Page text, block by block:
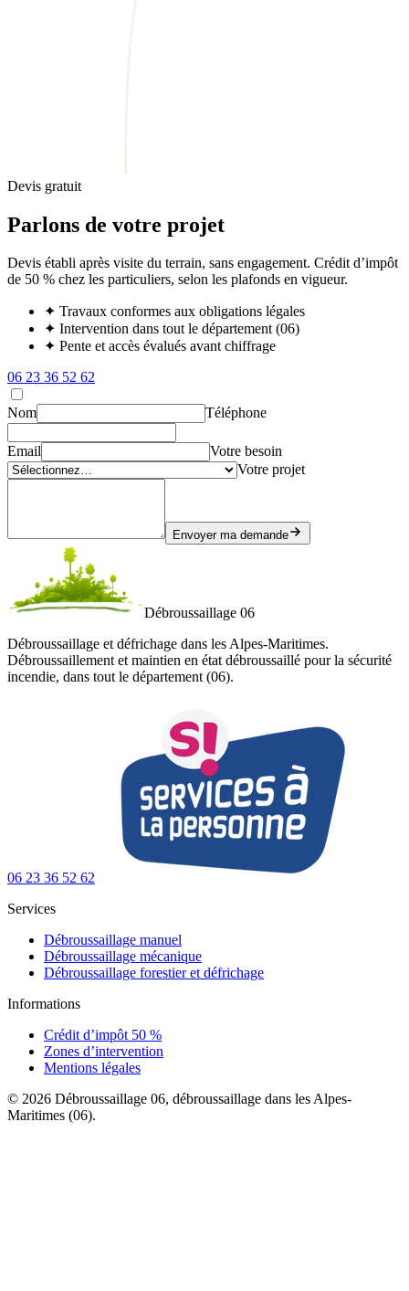
Devis gratuit
Parlons de votre projet
Devis établi après visite du terrain, sans engagement. Crédit d’impôt
de 50 % chez les particuliers, selon les plafonds en vigueur.
✦ Travaux conformes aux obligations légales
✦ Intervention dans tout le département (06)
✦ Pente et accès évalués avant chiffrage
06 23 36 52 62
Nom Téléphone
Email
Votre besoin
Votre projet
Envoyer ma demande
Débroussaillage 06
Débroussaillage et défrichage dans les Alpes-Maritimes.
Débroussaillement et maintien en état débroussaillé pour la sécurité
incendie, dans tout le département (06).
06 23 36 52 62
Services
Débroussaillage manuel
Débroussaillage mécanique
Débroussaillage forestier et défrichage
Informations
Crédit d’impôt 50 %
Zones d’intervention
Mentions légales
© 2026 Débroussaillage 06, débroussaillage dans les Alpes-
Maritimes (06).